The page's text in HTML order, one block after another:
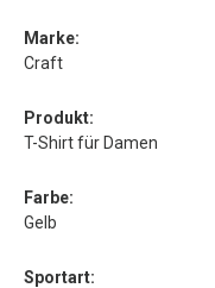
Marke:
Craft
Produkt:
T-Shirt für Damen
Farbe:
Gelb
Sportart: